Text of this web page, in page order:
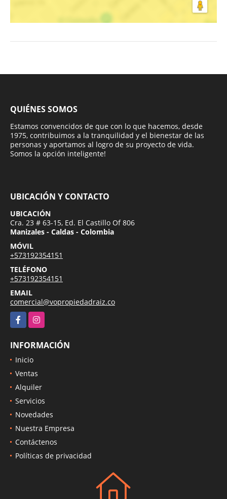
QUIÉNES SOMOS
Estamos convencidos de que con lo que hacemos, desde
1975, contribuimos a la tranquilidad y el bienestar de las
personas y aportamos al logro de su proyecto de vida.
Somos la opción inteligente!
UBICACIÓN Y CONTACTO
UBICACIÓN
Cra. 23 # 63-15, Ed. El Castillo Of 806
Manizales - Caldas - Colombia
MÓVIL
+573192354151
TELÉFONO
+573192354151
EMAIL
comercial@vopropiedadraiz.co
FacebookInstagram
INFORMACIÓN
Inicio
Ventas
Alquiler
Servicios
Novedades
Nuestra Empresa
Contáctenos
Políticas de privacidad